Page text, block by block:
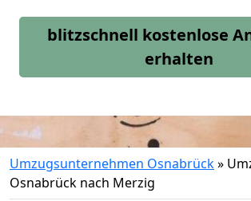
blitzschnell kostenlose
erhalten
Umzugsunternehmen Osnabrück»
Osnabrück nach Merzig